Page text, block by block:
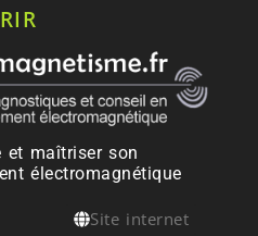
et maîtriser son
électromagnétique
Site internet